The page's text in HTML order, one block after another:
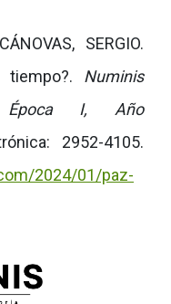
SERGIO.
tiempo?. Numinis
Época I, Año
2952-4105.
2024/01/paz-